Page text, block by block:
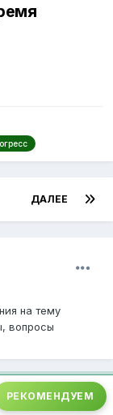
ДАЛЕЕ
на тему
вопросы
РЕКОМЕНДУЕМ